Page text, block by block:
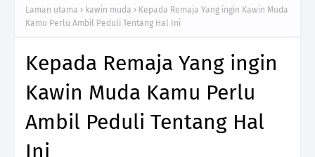
ingin menutup mulut manusia
Laman utama kawin muda
Kepada Remaja Yang ingin Kawin Muda
Kamu Perlu Ambil Peduli Tentang Hal Ini
Kepada Remaja Yang ingin
Kawin Muda Kamu Perlu
Ambil Peduli Tentang Hal
Ini